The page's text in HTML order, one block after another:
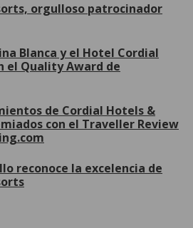
orgulloso patrocinador
Blanca y el Hotel Cordial
el Quality Award de
de Cordial Hotels &
con el Traveller Review
reconoce la excelencia de